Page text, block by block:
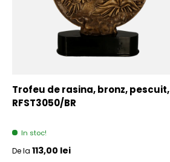
Trofeu de rasina, bronz, pescuit,
RFST3050/BR
In stoc!
Pret initial
De la 113,00 lei